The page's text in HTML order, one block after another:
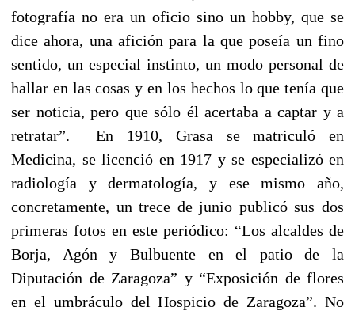
fotografía no era un oficio sino un hobby, que se
dice ahora, una afición para la que poseía un fino
sentido, un especial instinto, un modo personal de
hallar en las cosas y en los hechos lo que tenía que
ser noticia, pero que sólo él acertaba a captar y a
retratar”. En 1910, Grasa se matriculó en
Medicina, se licenció en 1917 y se especializó en
radiología y dermatología, y ese mismo año,
concretamente, un trece de junio publicó sus dos
primeras fotos en este periódico: “Los alcaldes de
Borja, Agón y Bulbuente en el patio de la
Diputación de Zaragoza” y “Exposición de flores
en el umbráculo del Hospicio de Zaragoza”. No